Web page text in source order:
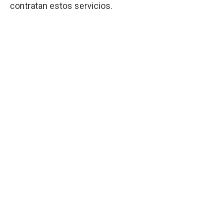
contratan estos servicios.